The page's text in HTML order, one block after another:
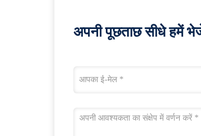
अपनी पूछताछ सीधे हमें